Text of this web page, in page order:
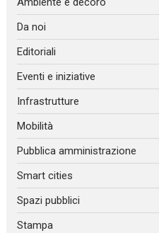
Da noi
Editoriali
Eventi e iniziative
Infrastrutture
Mobilità
Pubblica amministrazione
Smart cities
Spazi pubblici
Stampa